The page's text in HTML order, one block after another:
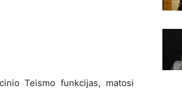
Teismo funkcijas, matosi